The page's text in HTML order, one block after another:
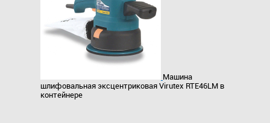
Машина
шлифовальная эксцентриковая Virutex RTE46LМ в
контейнере